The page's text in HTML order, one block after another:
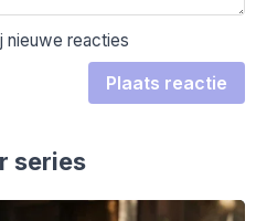
nieuwe reacties
Plaats reactie
series